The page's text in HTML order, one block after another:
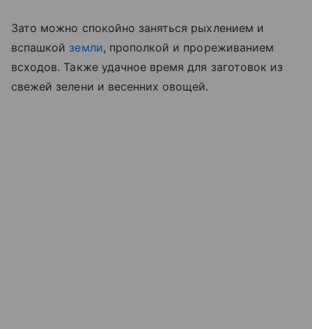
Зато можно спокойно заняться рыхлением и
вспашкой земли, прополкой и прореживанием
всходов. Также удачное время для заготовок из
свежей зелени и весенних овощей.